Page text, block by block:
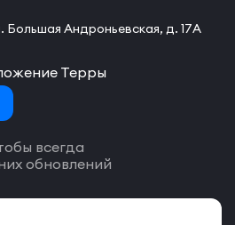
Большая Андроньевская, д. 17А
Терры
всегда
обновлений